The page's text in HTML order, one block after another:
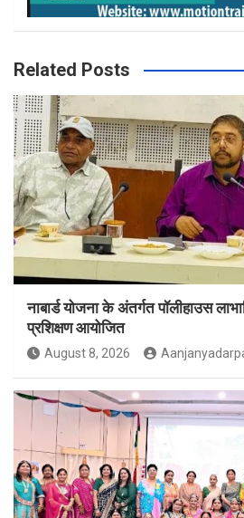
Related Posts
नाबार्ड योजना के अंतर्गत पॉलीहाउस
प्रशिक्षण आयोजित
August 8, 2026